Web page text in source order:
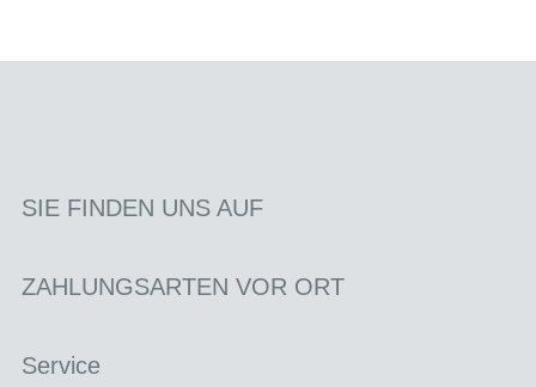
SIE FINDEN UNS AUF
ZAHLUNGSARTEN VOR ORT
Service